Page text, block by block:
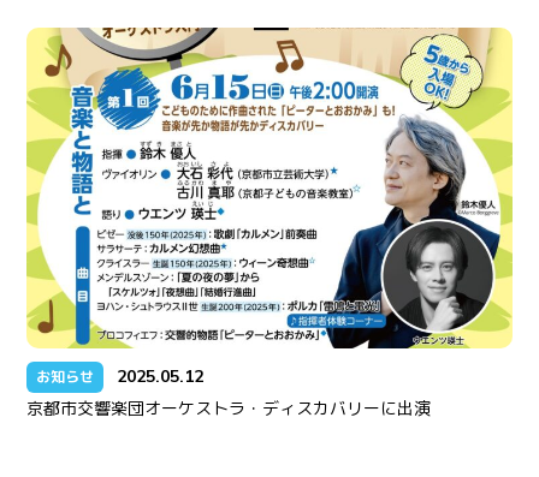
お知らせ 2025.05.12
京都市交響楽団オーケストラ・ディスカバリーに出演